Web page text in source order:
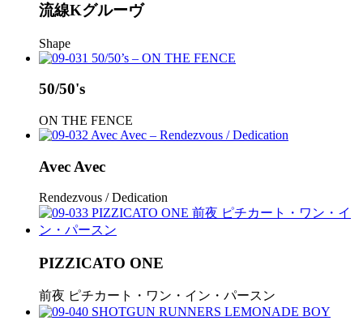
流線Kグルーヴ
Shape
50/50's
ON THE FENCE
Avec Avec
Rendezvous / Dedication
PIZZICATO ONE
前夜 ピチカート・ワン・イン・パースン